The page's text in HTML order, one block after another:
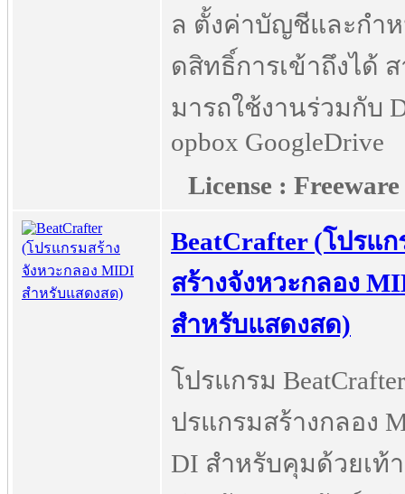
ล ตั้งค่าบัญชีและกำ
ดสิทธิ์การเข้าถึงได้
มารถใช้งานร่วมกับ
opbox GoogleDrive
License : Freeware
BeatCrafter (โปรแก
สร้างจังหวะกลอง
สำหรับแสดงสด)
โปรแกรม
ปรแกรมสร้างกลอง
DI สำหรับคุมด้วยเท้